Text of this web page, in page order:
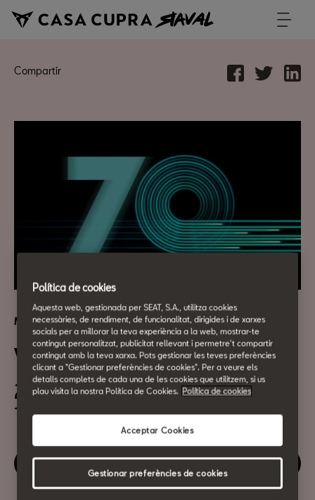
Compartir
Mobilitat Urbana
Visita guiada a l'exposició XII
23 de Gener
11:30h
Gaudeix d'aquest esdeveniment
Política de cookies
Aquesta web, gestionada per SEAT, S.A., utilitza cookies
necessàries, de rendiment, de funcionalitat, dirigides i de xarxes
socials per a millorar la teva experiència a la web, mostrar-te
contingut personalitzat, publicitat rellevant i permetre't compartir
contingut amb la teva xarxa. Pots gestionar les teves preferències
clicant a "Gestionar preferències de cookies". Per a veure els
detalls complets de cada una de les cookies que utilitzem, si us
plau visita la nostra Política de Cookies. Política de cookies
Acceptar Cookies
Gestionar preferències de cookies